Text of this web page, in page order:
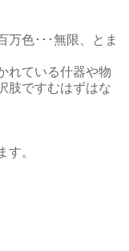
万色･･･無限、とま
れている什器や物
肢ですむはずはな
す。